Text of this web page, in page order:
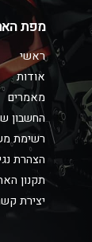
מפת
ראשי
אודות
מאמרים
החשבון
רשימת
הצהרת
תקנון
יצירת